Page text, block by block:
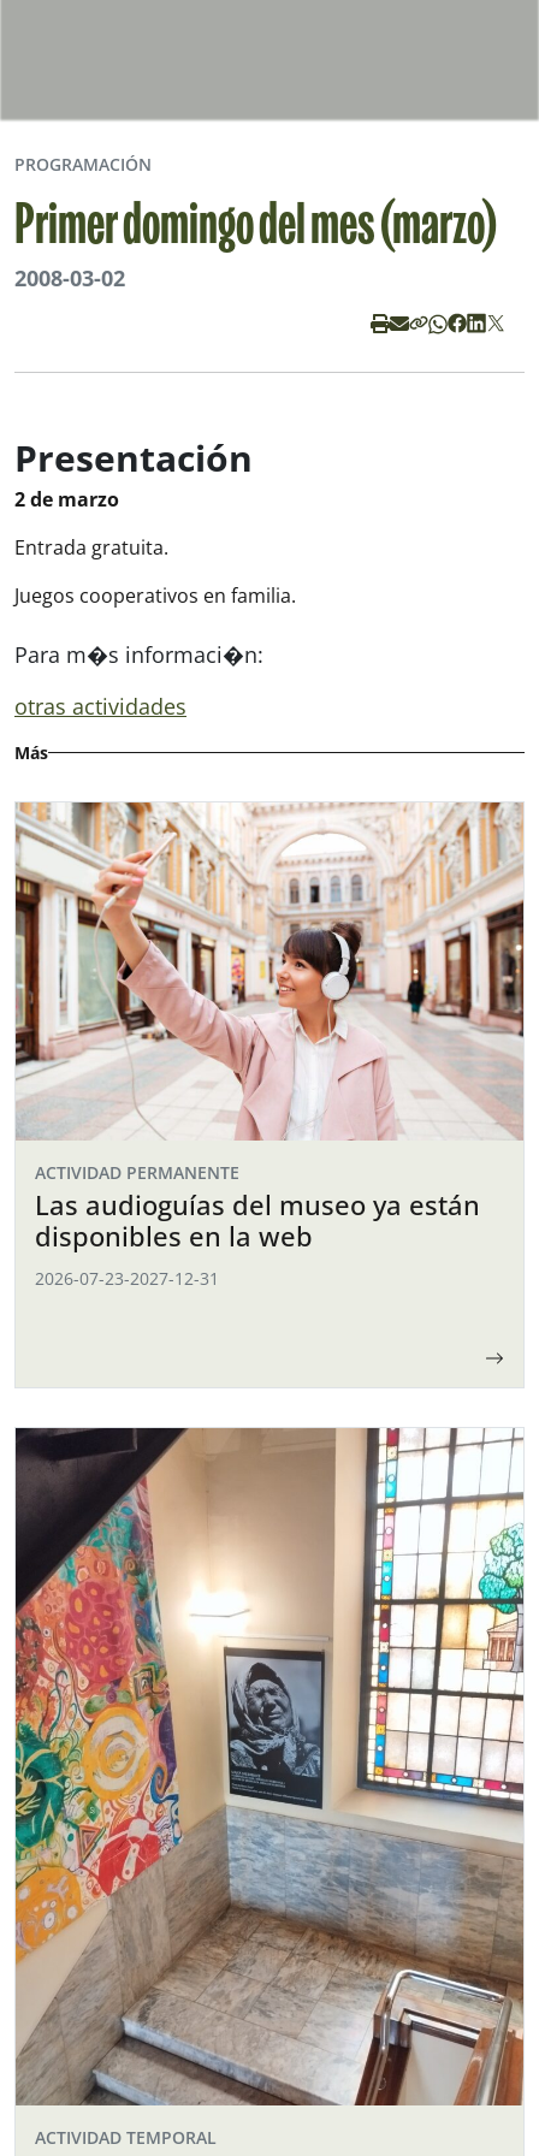
PROGRAMACIÓN
Primer domingo del mes (marzo)
2008-03-02
Presentación
2 de marzo
Entrada gratuita.
Juegos cooperativos en familia.
Para m�s informaci�n:
otras actividades
Más
ACTIVIDAD PERMANENTE
Las audioguías del museo ya están
disponibles en la web
2026-07-23-2027-12-31
ACTIVIDAD TEMPORAL